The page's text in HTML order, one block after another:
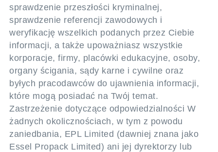
sprawdzenie przeszłości kryminalnej,
sprawdzenie referencji zawodowych i
weryfikację wszelkich podanych przez Ciebie
informacji, a także upoważniasz wszystkie
korporacje, firmy, placówki edukacyjne, osoby,
organy ścigania, sądy karne i cywilne oraz
byłych pracodawców do ujawnienia informacji,
które mogą posiadać na Twój temat.
Zastrzeżenie dotyczące odpowiedzialności W
żadnych okolicznościach, w tym z powodu
zaniedbania, EPL Limited (dawniej znana jako
Essel Propack Limited) ani jej dyrektorzy lub